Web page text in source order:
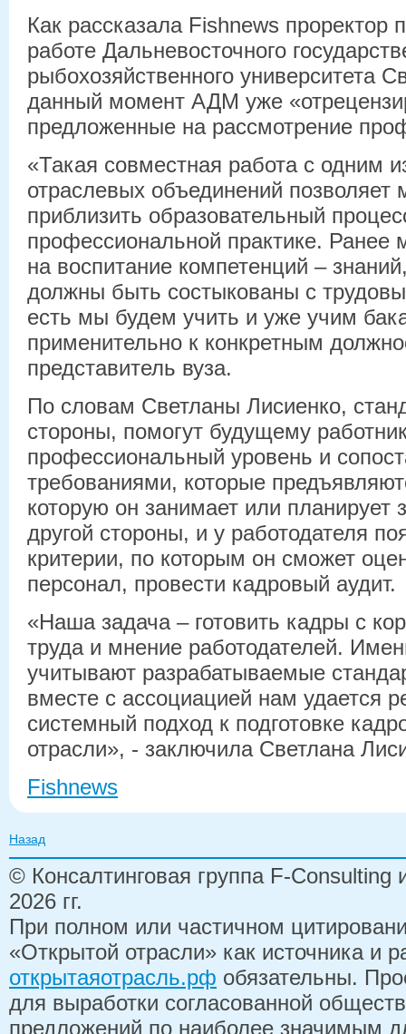
Как рассказала Fishnews проректор
работе Дальневосточного
рыбохозяйственного университета
данный момент АДМ уже
предложенные на рассмотрение
«Такая совместная работа с одним
отраслевых объединений позволяет
приблизить образовательный
профессиональной практике. Ранее
на воспитание компетенций –
должны быть состыкованы с
есть мы будем учить и уже учим
применительно к конкретным
представитель вуза.
По словам Светланы Лисиенко,
стороны, помогут будущему
профессиональный уровень и
требованиями, которые
которую он занимает или
другой стороны, и у работодателя
критерии, по которым он сможет
персонал, провести кадровый аудит.
«Наша задача – готовить кадры с
труда и мнение работодателей.
учитывают разрабатываемые
вместе с ассоциацией нам удается
системный подход к подготовке
отрасли», - заключила Светлана
Fishnews
Назад
© Консалтинговая группа F-
2026 гг.
При полном или частичном
«Открытой отрасли» как источника и
открытаяотрасль.рф обязательны.
для выработки согласованной
предложений по наиболее значимым